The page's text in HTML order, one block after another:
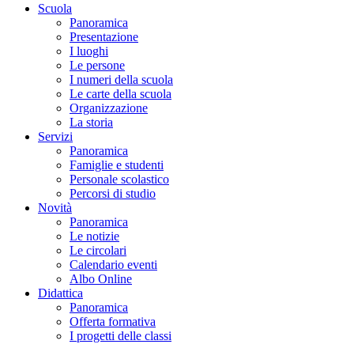
Scuola
Panoramica
Presentazione
I luoghi
Le persone
I numeri della scuola
Le carte della scuola
Organizzazione
La storia
Servizi
Panoramica
Famiglie e studenti
Personale scolastico
Percorsi di studio
Novità
Panoramica
Le notizie
Le circolari
Calendario eventi
Albo Online
Didattica
Panoramica
Offerta formativa
I progetti delle classi